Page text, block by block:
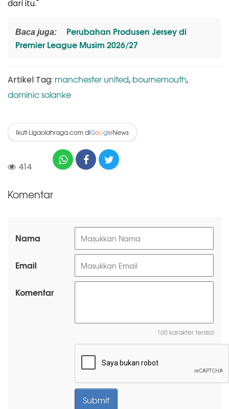
dari itu."
Baca juga:
Perubahan Produsen Jersey di
Premier League Musim 2026/27
Artikel Tag: manchester united, bournemouth,
dominic solanke
Ikuti Ligaolahraga.com diGoogleNews
414
Komentar
Nama
Email
Komentar
160 karakter tersisa